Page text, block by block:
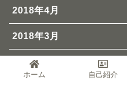
2018年4月
2018年3月
2018年2月
ホーム 自己紹介